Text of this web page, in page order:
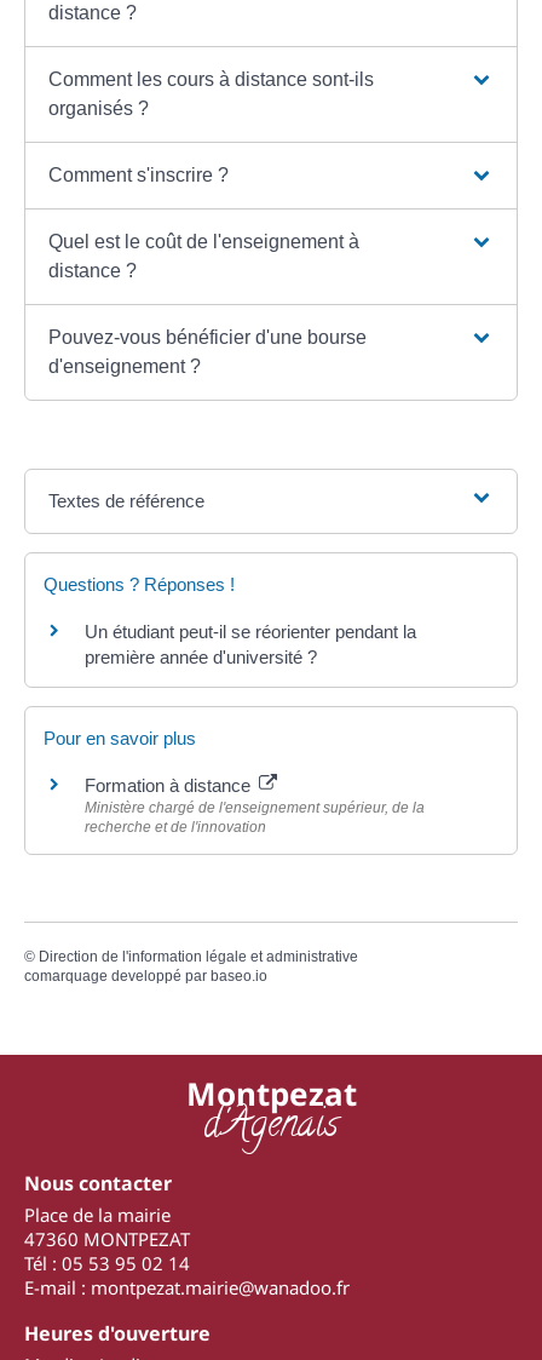
distance ?
Comment les cours à distance sont-ils
organisés ?
Comment s'inscrire ?
Quel est le coût de l'enseignement à
distance ?
Pouvez-vous bénéficier d'une bourse
d'enseignement ?
Textes de référence
Questions ? Réponses !
Un étudiant peut-il se réorienter pendant la
première année d'université ?
Pour en savoir plus
Formation à distance
Ministère chargé de l'enseignement supérieur, de la
recherche et de l'innovation
© Direction de l'information légale et administrative
comarquage developpé par baseo.io
Montpezat
d'Agenais
Nous contacter
Place de la mairie
47360 MONTPEZAT
Tél : 05 53 95 02 14
E-mail : montpezat.mairie@wanadoo.fr
Heures d'ouverture